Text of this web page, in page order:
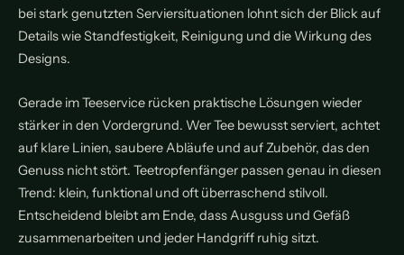
bei stark genutzten Serviersituationen lohnt sich der Blick auf
Details wie Standfestigkeit, Reinigung und die Wirkung des
Designs.
Gerade im Teeservice rücken praktische Lösungen wieder
stärker in den Vordergrund. Wer Tee bewusst serviert, achtet
auf klare Linien, saubere Abläufe und auf Zubehör, das den
Genuss nicht stört. Teetropfenfänger passen genau in diesen
Trend: klein, funktional und oft überraschend stilvoll.
Entscheidend bleibt am Ende, dass Ausguss und Gefäß
zusammenarbeiten und jeder Handgriff ruhig sitzt.